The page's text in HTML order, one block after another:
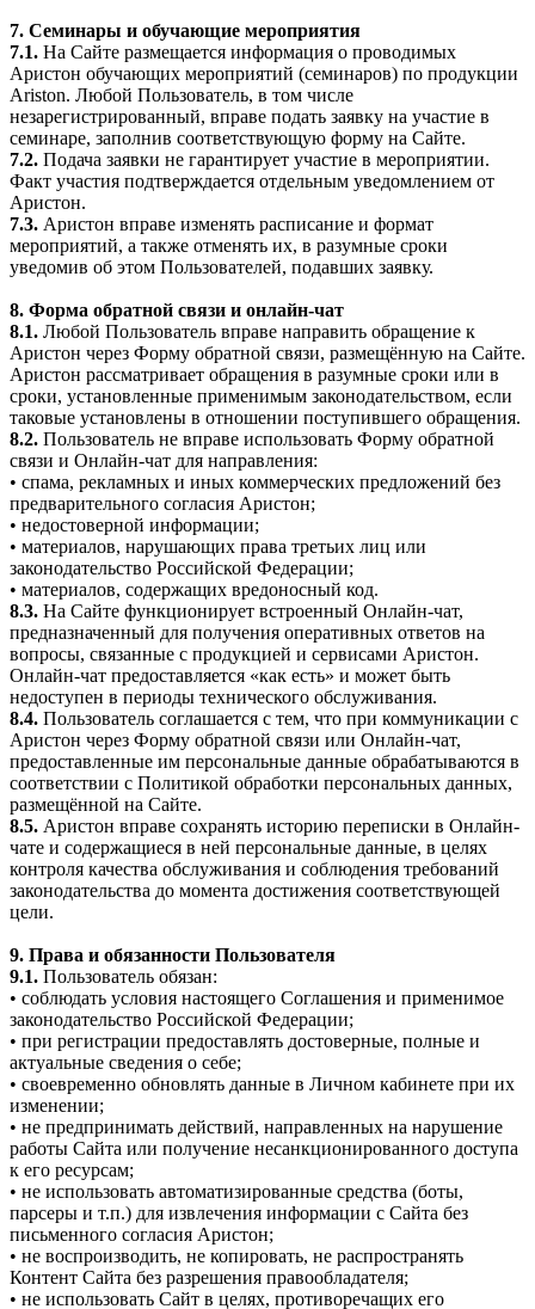
7. Семинары и обучающие мероприятия
7.1. На Сайте размещается информация о проводимых
Аристон обучающих мероприятий (семинаров) по продукции
Ariston. Любой Пользователь, в том числе
незарегистрированный, вправе подать заявку на участие в
семинаре, заполнив соответствующую форму на Сайте.
7.2. Подача заявки не гарантирует участие в мероприятии.
Факт участия подтверждается отдельным уведомлением от
Аристон.
7.3. Аристон вправе изменять расписание и формат
мероприятий, а также отменять их, в разумные сроки
уведомив об этом Пользователей, подавших заявку.
8. Форма обратной связи и онлайн-чат
8.1. Любой Пользователь вправе направить обращение к
Аристон через Форму обратной связи, размещённую на Сайте.
Аристон рассматривает обращения в разумные сроки или в
сроки, установленные применимым законодательством, если
таковые установлены в отношении поступившего обращения.
8.2. Пользователь не вправе использовать Форму обратной
связи и Онлайн-чат для направления:
• спама, рекламных и иных коммерческих предложений без
предварительного согласия Аристон;
• недостоверной информации;
• материалов, нарушающих права третьих лиц или
законодательство Российской Федерации;
• материалов, содержащих вредоносный код.
8.3. На Сайте функционирует встроенный Онлайн-чат,
предназначенный для получения оперативных ответов на
вопросы, связанные с продукцией и сервисами Аристон.
Онлайн-чат предоставляется «как есть» и может быть
недоступен в периоды технического обслуживания.
8.4. Пользователь соглашается с тем, что при коммуникации с
Аристон через Форму обратной связи или Онлайн-чат,
предоставленные им персональные данные обрабатываются в
соответствии с Политикой обработки персональных данных,
размещённой на Сайте.
8.5. Аристон вправе сохранять историю переписки в Онлайн-
чате и содержащиеся в ней персональные данные, в целях
контроля качества обслуживания и соблюдения требований
законодательства до момента достижения соответствующей
цели.
9. Права и обязанности Пользователя
9.1. Пользователь обязан:
• соблюдать условия настоящего Соглашения и применимое
законодательство Российской Федерации;
• при регистрации предоставлять достоверные, полные и
актуальные сведения о себе;
• своевременно обновлять данные в Личном кабинете при их
изменении;
• не предпринимать действий, направленных на нарушение
работы Сайта или получение несанкционированного доступа
к его ресурсам;
• не использовать автоматизированные средства (боты,
парсеры и т.п.) для извлечения информации с Сайта без
письменного согласия Аристон;
• не воспроизводить, не копировать, не распространять
Контент Сайта без разрешения правообладателя;
• не использовать Сайт в целях, противоречащих его